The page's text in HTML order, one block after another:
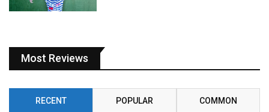
Most Reviews
RECENT POPULAR COMMON